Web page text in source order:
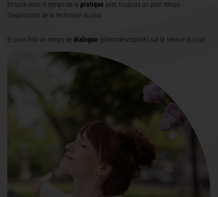
Ensuite vient le temps de la pratique avec toujours un petit temps
d’explication de la technique du jour.
Et pour finir un temps dedialogue (phénodescription) sur la séance du jour.